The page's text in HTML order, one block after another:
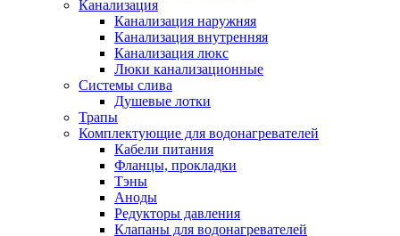
Адреса Сервис-центров
Условия возврата товара
Обмен и возврат товара
Канализация
Канализация наружняя
Канализация внутренняя
Канализация люкс
Люки канализационные
Системы слива
Душевые лотки
Трапы
Комплектующие для водонагревателей
Кабели питания
Фланцы, прокладки
Тэны
Аноды
Редукторы давления
Клапаны для водонагревателей